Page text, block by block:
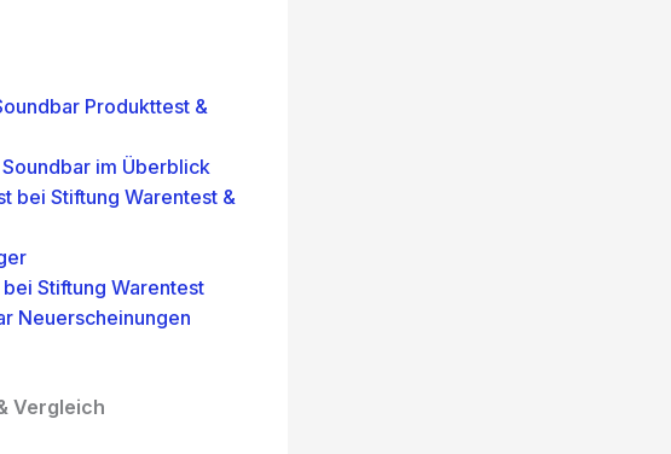
Produkttest &
im Überblick
bei Stiftung Warentest &
Stiftung Warentest
Neuerscheinungen
Vergleich